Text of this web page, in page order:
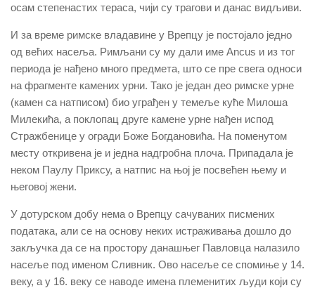
осам степенастих тераса, чији су трагови и данас видљиви.
И за време римске владавине у Врепцу је постојало једно
од већих насеља. Римљани су му дали име Ancus и из тог
периода је нађено много предмета, што се пре свега односи
на фрагменте камених урни. Тако је један део римске урне
(камен са натписом) био уграђен у темеље куће Милоша
Милекића, а поклопац друге камене урне нађен испод
Стражбенице у огради Боже Богдановића. На поменутом
месту откривена је и једна надгробна плоча. Припадала је
неком Паулу Приксу, а натпис на њој је посвећен њему и
његовој жени.
У дотурском добу нема о Врепцу сачуваних писмених
података, али се на основу неких истраживања дошло до
закључка да се на простору данашњег Павловца налазило
насеље под именом Сливник. Ово насеље се спомиње у 14.
веку, а у 16. веку се наводе имена племенитих људи који су